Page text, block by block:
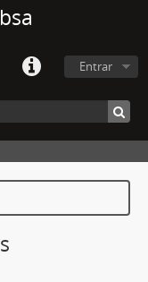
Entrar